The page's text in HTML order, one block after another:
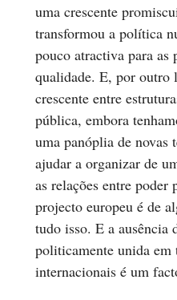
uma crescente
transformou a política
pouco atractiva para as
qualidade. E, por outro
crescente entre
pública, embora
uma panóplia de novas
ajudar a organizar de
as relações entre
projecto europeu é de
tudo isso. E a ausência
politicamente unida em
internacionais é um